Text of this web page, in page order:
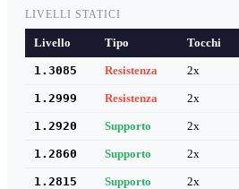
LIVELLI STATICI
Livello Tipo Tocchi
1.3085 Resistenza 2x
1.2999 Resistenza 2x
1.2920 Supporto 2x
1.2860 Supporto 2x
1.2815 Supporto 2x